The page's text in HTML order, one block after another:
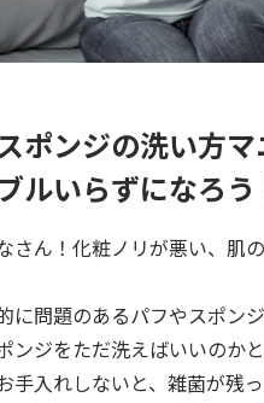
ポンジの洗い方
ルいらずになろう
さん！化粧ノリが悪い、肌
に問題のあるパフやスポン
ンジをただ洗えばいいのか
手入れしないと、雑菌が残